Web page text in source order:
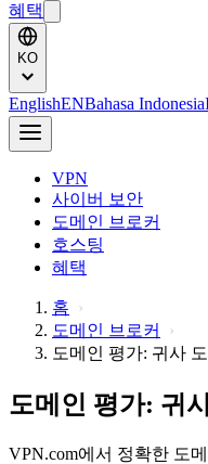
혜택
KO
EnglishENBahasa Indonesia
VPN
사이버 보안
도메인 브로커
호스팅
혜택
홈
도메인 브로커
도메인 평가: 귀사
도메인 평가: 귀
VPN.com에서 정확한 도